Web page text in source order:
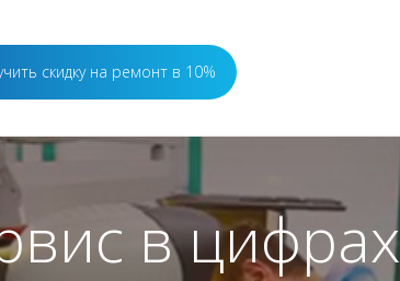
скидку на ремонт в 10%
в цифрах